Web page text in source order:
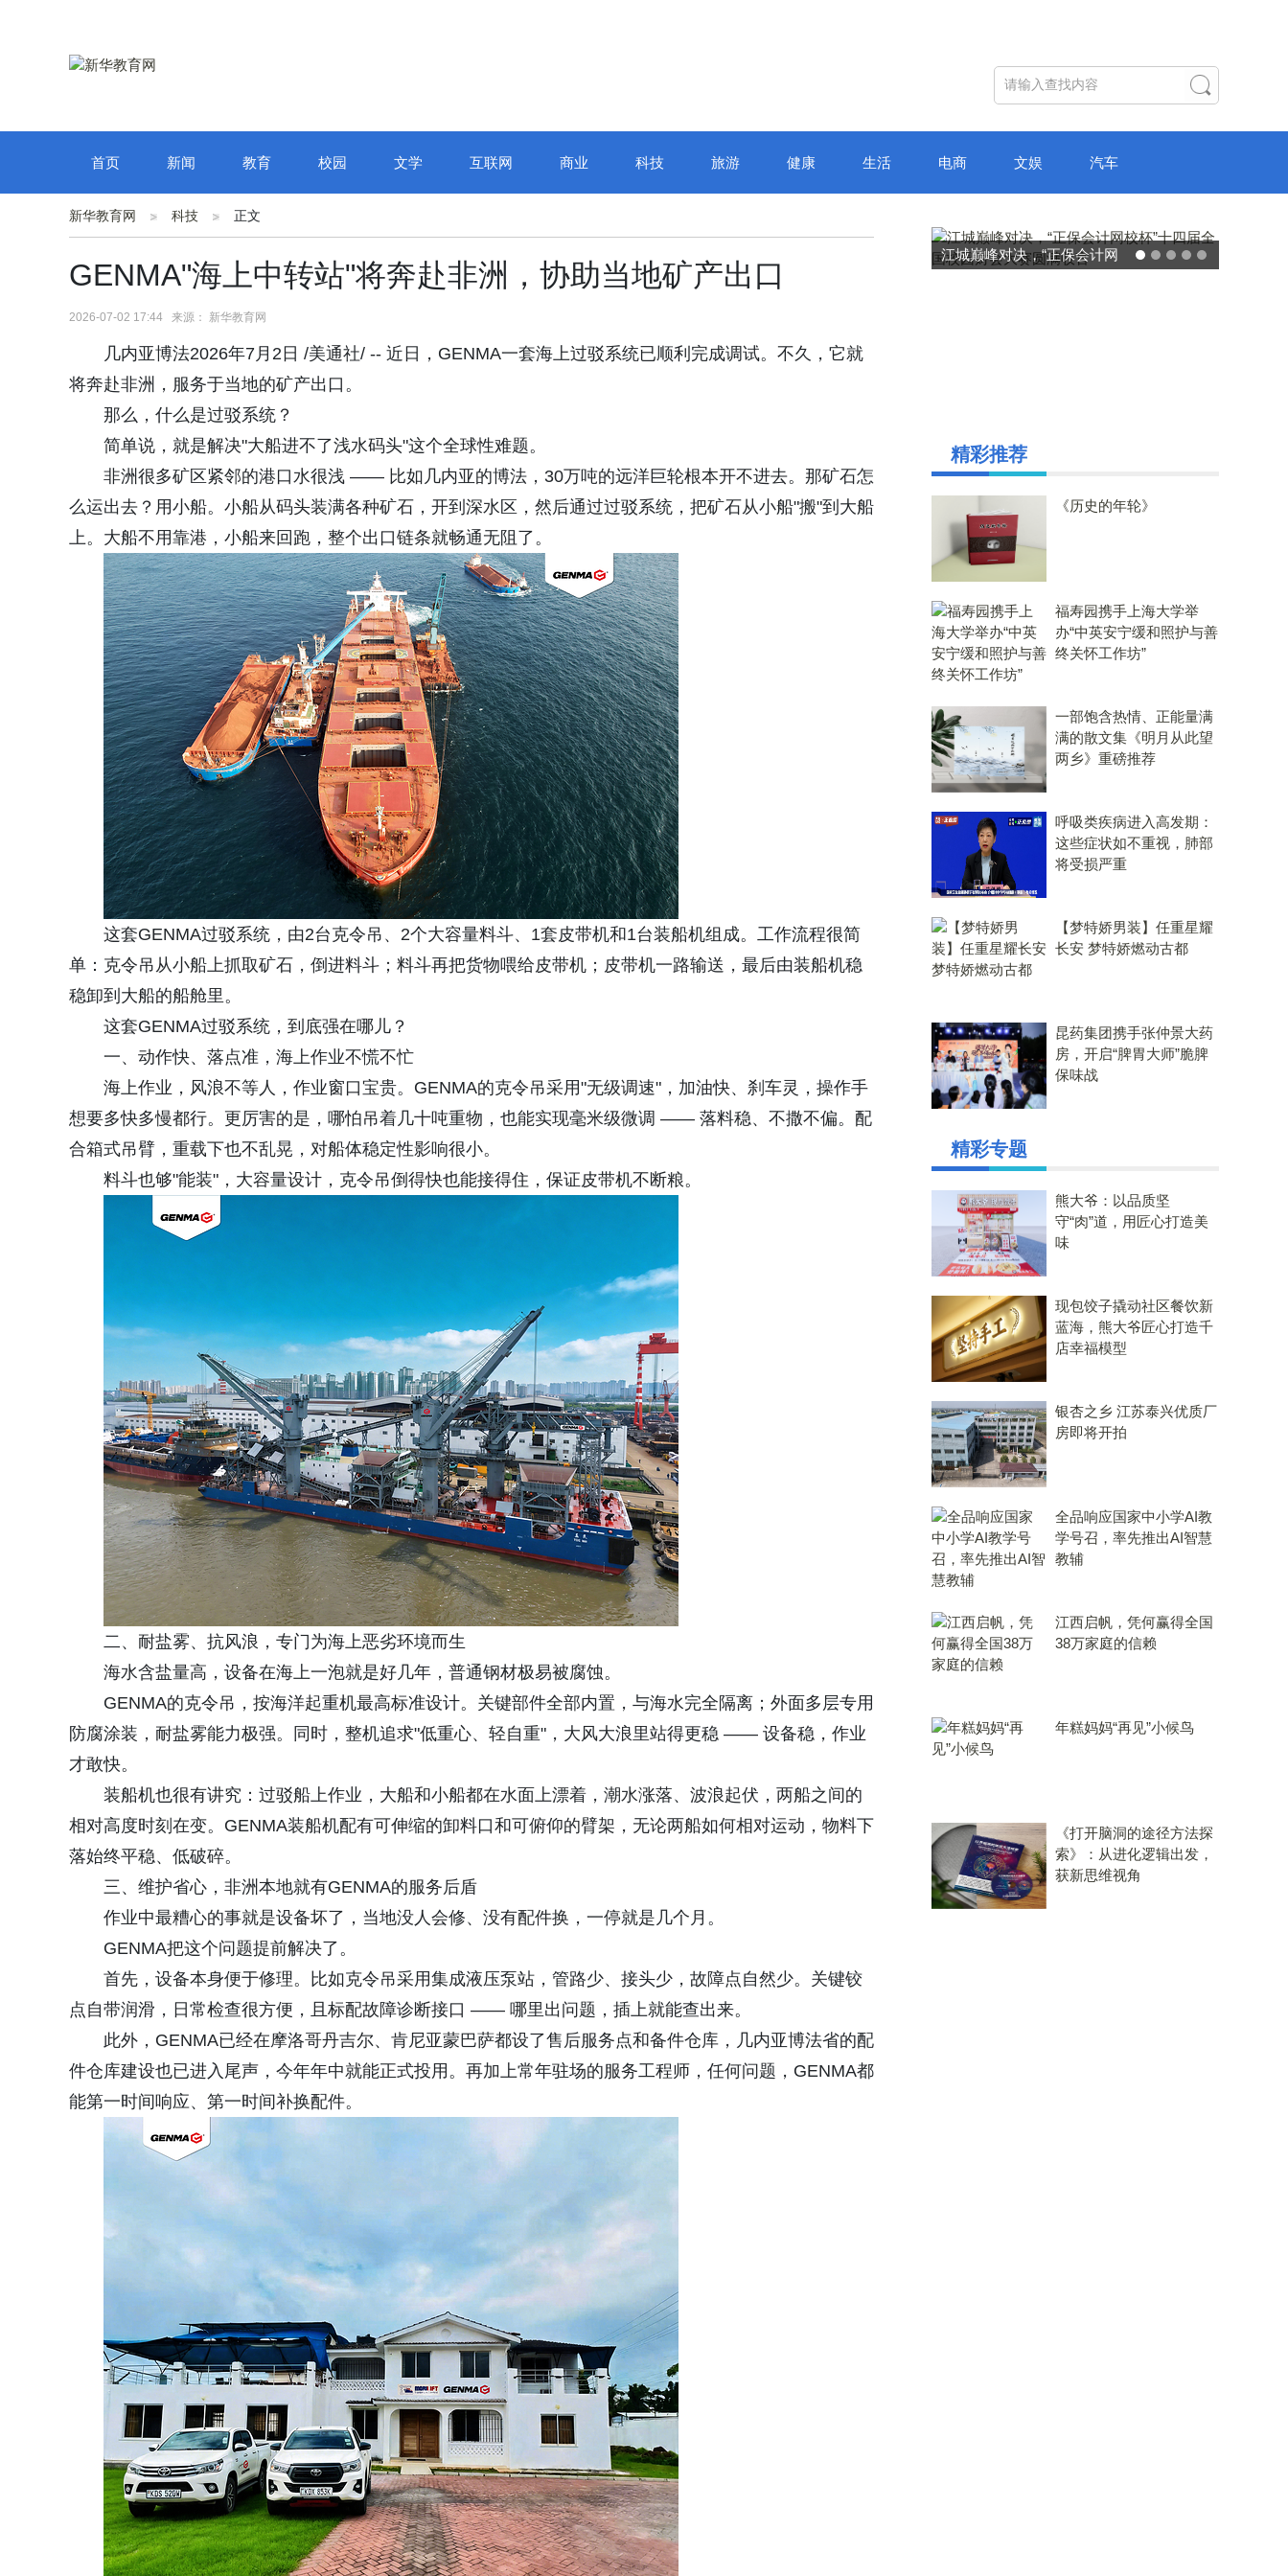
首页 新闻 教育 校园 文学 互联网 商业 科技 旅游 健康 生活 电商 文娱 汽车
新华教育网 科技 正文
GENMA"海上中转站"将奔赴非洲，协助当地矿产出口
2026-07-02 17:44 来源： 新华教育网
几内亚博法2026年7月2日 /美通社/ -- 近日，GENMA一套海上过驳系统已顺利完成调试。不久，它就
将奔赴非洲，服务于当地的矿产出口。
那么，什么是过驳系统？
简单说，就是解决"大船进不了浅水码头"这个全球性难题。
非洲很多矿区紧邻的港口水很浅 —— 比如几内亚的博法，30万吨的远洋巨轮根本开不进去。那矿石怎
么运出去？用小船。小船从码头装满各种矿石，开到深水区，然后通过过驳系统，把矿石从小船"搬"到大船
上。大船不用靠港，小船来回跑，整个出口链条就畅通无阻了。
这套GENMA过驳系统，由2台克令吊、2个大容量料斗、1套皮带机和1台装船机组成。工作流程很简
单：克令吊从小船上抓取矿石，倒进料斗；料斗再把货物喂给皮带机；皮带机一路输送，最后由装船机稳
稳卸到大船的船舱里。
这套GENMA过驳系统，到底强在哪儿？
一、动作快、落点准，海上作业不慌不忙
海上作业，风浪不等人，作业窗口宝贵。GENMA的克令吊采用"无级调速"，加油快、刹车灵，操作手
想要多快多慢都行。更厉害的是，哪怕吊着几十吨重物，也能实现毫米级微调 —— 落料稳、不撒不偏。配
合箱式吊臂，重载下也不乱晃，对船体稳定性影响很小。
料斗也够"能装"，大容量设计，克令吊倒得快也能接得住，保证皮带机不断粮。
二、耐盐雾、抗风浪，专门为海上恶劣环境而生
海水含盐量高，设备在海上一泡就是好几年，普通钢材极易被腐蚀。
GENMA的克令吊，按海洋起重机最高标准设计。关键部件全部内置，与海水完全隔离；外面多层专用
防腐涂装，耐盐雾能力极强。同时，整机追求"低重心、轻自重"，大风大浪里站得更稳 —— 设备稳，作业
才敢快。
装船机也很有讲究：过驳船上作业，大船和小船都在水面上漂着，潮水涨落、波浪起伏，两船之间的
相对高度时刻在变。GENMA装船机配有可伸缩的卸料口和可俯仰的臂架，无论两船如何相对运动，物料下
落始终平稳、低破碎。
三、维护省心，非洲本地就有GENMA的服务后盾
作业中最糟心的事就是设备坏了，当地没人会修、没有配件换，一停就是几个月。
GENMA把这个问题提前解决了。
首先，设备本身便于修理。比如克令吊采用集成液压泵站，管路少、接头少，故障点自然少。关键铰
点自带润滑，日常检查很方便，且标配故障诊断接口 —— 哪里出问题，插上就能查出来。
此外，GENMA已经在摩洛哥丹吉尔、肯尼亚蒙巴萨都设了售后服务点和备件仓库，几内亚博法省的配
件仓库建设也已进入尾声，今年年中就能正式投用。再加上常年驻场的服务工程师，任何问题，GENMA都
能第一时间响应、第一时间补换配件。
校杯”十四届全国校园财会大
破局“纸面教育”：理想树AI自
精彩推荐
《历史的年轮》
福寿园携手上海大学举
办“中英安宁缓和照护与善
终关怀工作坊”
一部饱含热情、正能量满
满的散文集《明月从此望
两乡》重磅推荐
呼吸类疾病进入高发期：
这些症状如不重视，肺部
将受损严重
【梦特娇男装】任重星耀
长安 梦特娇燃动古都
昆药集团携手张仲景大药
房，开启“脾胃大师”脆脾
保味战
精彩专题
熊大爷：以品质坚
守“肉”道，用匠心打造美
味
现包饺子撬动社区餐饮新
蓝海，熊大爷匠心打造千
店幸福模型
银杏之乡 江苏泰兴优质厂
房即将开拍
全品响应国家中小学AI教
学号召，率先推出AI智慧
教辅
江西启帆，凭何赢得全国
38万家庭的信赖
年糕妈妈“再见”小候鸟
《打开脑洞的途径方法探
索》：从进化逻辑出发，
获新思维视角